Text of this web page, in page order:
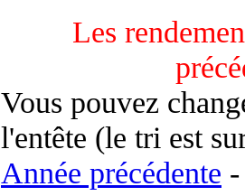
Les
Vous pouvez
l'entête (le tri est
Année précédente -